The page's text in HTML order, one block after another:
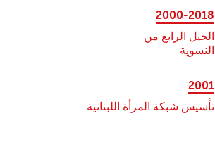
2000-2018
الجيل الرابع من
النسوية
2001
تأسيس شبكة المرأة اللبنانية